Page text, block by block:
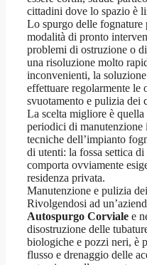
cittadini dove lo spazio è
Lo spurgo delle fognature
modalità di pronto
problemi di ostruzione o
una risoluzione molto
inconvenienti, la
effettuare regolarmente le
svuotamento e pulizia dei
La scelta migliore è
periodici di manutenzione
tecniche dell’impianto
di utenti: la fossa settica
comporta ovviamente
residenza privata.
Manutenzione e pulizia
Rivolgendosi ad
Autospurgo Corviale e
disostruzione delle
biologiche e pozzi neri, è
flusso e drenaggio delle